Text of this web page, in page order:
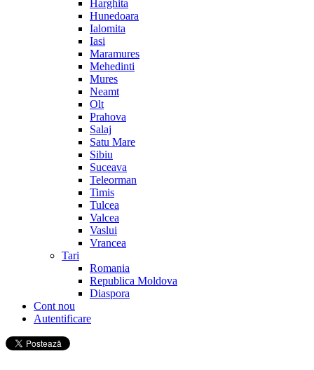
Harghita
Hunedoara
Ialomita
Iasi
Maramures
Mehedinti
Mures
Neamt
Olt
Prahova
Salaj
Satu Mare
Sibiu
Suceava
Teleorman
Timis
Tulcea
Valcea
Vaslui
Vrancea
Tari
Romania
Republica Moldova
Diaspora
Cont nou
Autentificare